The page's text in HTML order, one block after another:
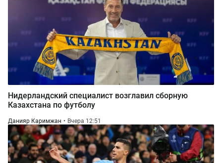
Нидерландский специалист возглавил сборную
Казахстана по футболу
Данияр Каримжан Вчера 12:51